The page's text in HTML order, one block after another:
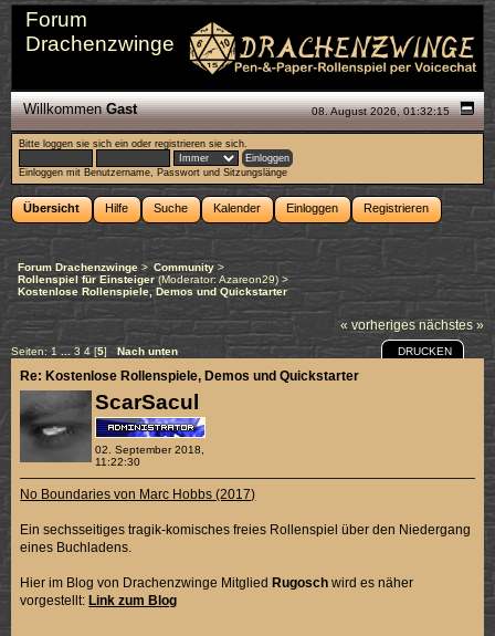
Forum
Drachenzwinge
08. August 2026, 01:32:15
WillkommenGast
Bitte loggen sie sich ein oderregistrieren sie sich.
Einloggen mit Benutzername, Passwort und Sitzungslänge
Übersicht Hilfe Suche Kalender Einloggen Registrieren
Forum Drachenzwinge > Community>
Rollenspiel für Einsteiger(Moderator: Azareon29) >
Kostenlose Rollenspiele, Demos und Quickstarter
« vorheriges nächstes »
Seiten: 1 ...3 4 [5]Nach unten DRUCKEN
ScarSacul
02. September 2018,
11:22:30
Re: Kostenlose Rollenspiele, Demos und Quickstarter
No Boundaries von Marc Hobbs (2017)
Ein sechsseitiges tragik-komisches freies Rollenspiel über den Niedergang
eines Buchladens.
Hier im Blog von Drachenzwinge MitgliedRugosch wird es näher
vorgestellt:Link zum Blog